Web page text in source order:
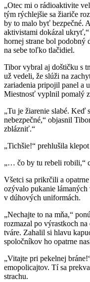
„Otec mi o rádioaktivite
tým rýchlejšie sa žiariče
by to malo byť bezpečné.
aktivistami dokázal
hornej strane bol podobný
na sebe toľko tlačidiel.
Tibor vybral aj doštičku s
už vedeli, že slúži na
zariadenia pripojil panel a
Miestnosť vyplnil pomalý
„Tu je žiarenie slabé.
nebezpečné,“ objasnil
zblázniť.“
„Tichšie!“ prehlušila
„… čo by tu rebeli robili,“
Všetci sa prikrčili a
ozývalo pukanie
v dúhových uniformách.
„Nechajte to na mňa,“
rozmazal po výrastkoch
tváre. Zahalil si hlavu
spoločníkov ho opatrne
„Vitajte pri pekelnej
emopolicajtov. Tí sa
strachu.